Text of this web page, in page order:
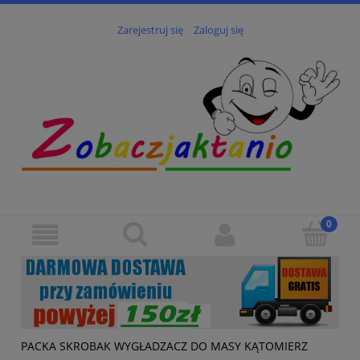
Zarejestruj się Zaloguj się
PACKA SKROBAK WYGŁADZACZ DO MASY KĄTOMIERZ